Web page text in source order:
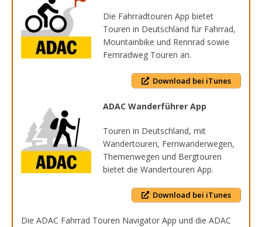
Die Fahrradtouren App bietet
Touren in Deutschland für Fahrrad,
Mountainbike und Rennrad sowie
Fernradweg Touren an.
Download bei iTunes
ADAC Wanderführer App
Touren in Deutschland, mit
Wandertouren, Fernwanderwegen,
Themenwegen und Bergtouren
bietet die Wandertouren App.
Download bei iTunes
Die ADAC Fahrrad Touren Navigator App und die ADAC